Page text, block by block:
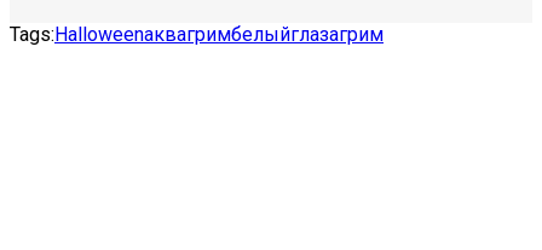
Tags:Halloweenаквагримбелыйглазагрим